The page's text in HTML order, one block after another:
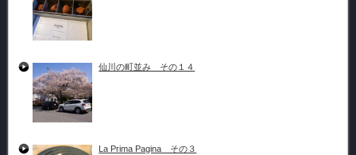
仙川の町並み その１４
La Prima Pagina その３